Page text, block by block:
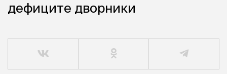
дефиците дворники